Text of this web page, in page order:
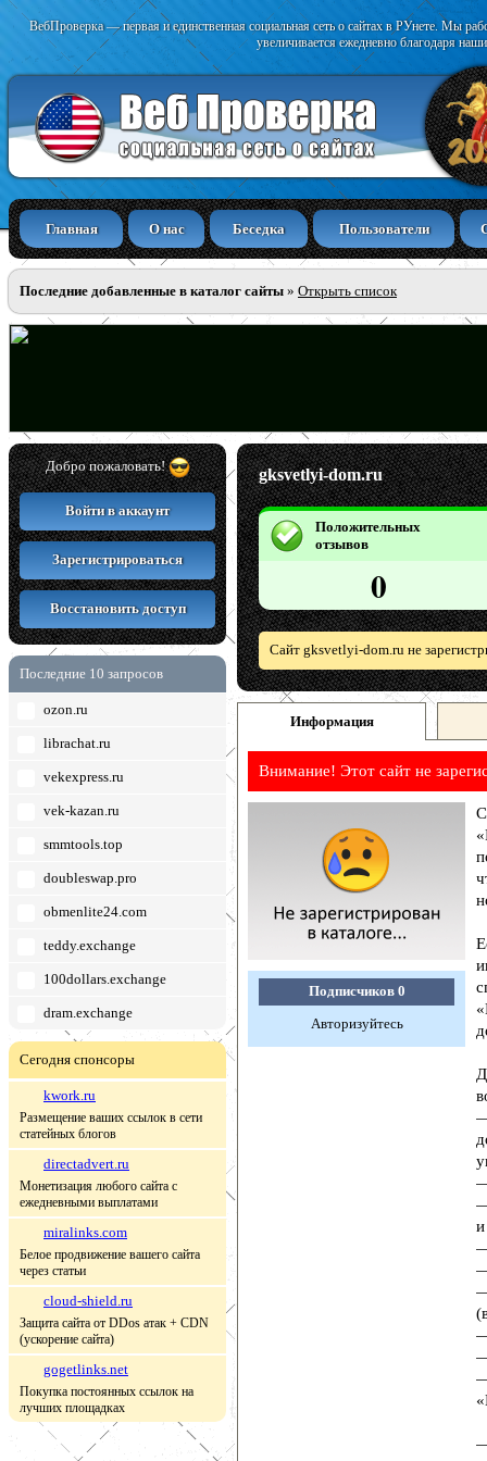
ВебПроверка — первая и единственная социальная сеть о сайтах в РУнете. Мы
увеличивается ежедневно благодаря
Главная О нас Беседка Пользователи
Последние добавленные в каталог сайты » Открыть список
Добро пожаловать!
Войти в аккаунт
Зарегистрироваться
Восстановить доступ
Последние 10 запросов
ozon.ru
librachat.ru
vekexpress.ru
vek-kazan.ru
smmtools.top
doubleswap.pro
obmenlite24.com
teddy.exchange
100dollars.exchange
dram.exchange
Сегодня спонсоры
kwork.ru
Размещение ваших ссылок в сети
статейных блогов
directadvert.ru
Монетизация любого сайта с
ежедневными выплатами
miralinks.com
Белое продвижение вашего сайта
через статьи
cloud-shield.ru
Защита сайта от DDos атак + CDN
(ускорение сайта)
gogetlinks.net
Покупка постоянных ссылок на
лучших площадках
gksvetlyi-dom.ru
Положительных
отзывов
0
Сайт gksvetlyi-dom.ru не
Информация
Внимание! Этот сайт не
Подписчиков 0
Авторизуйтесь